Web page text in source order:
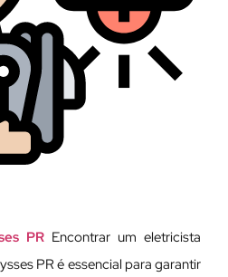
PR Encontrar um eletricista
PR é essencial para garantir